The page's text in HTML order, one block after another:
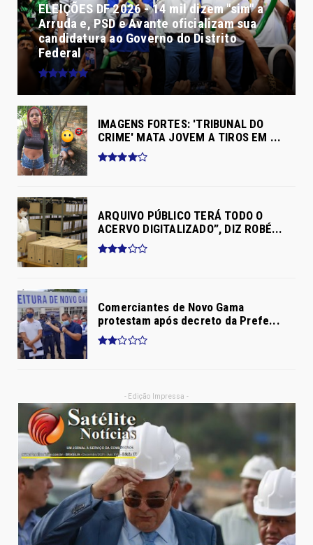
ELEIÇÕES DF 2026 - 14 mil dizem "sim" a
Arruda e, PSD e Avante oficializam sua
candidatura ao Governo do Distrito
Federal
IMAGENS FORTES: 'TRIBUNAL DO
CRIME' MATA JOVEM A TIROS EM ...
ARQUIVO PÚBLICO TERÁ TODO O
ACERVO DIGITALIZADO”, DIZ ROBÉ...
Comerciantes de Novo Gama
protestam após decreto da Prefe...
- Edição Impressa -